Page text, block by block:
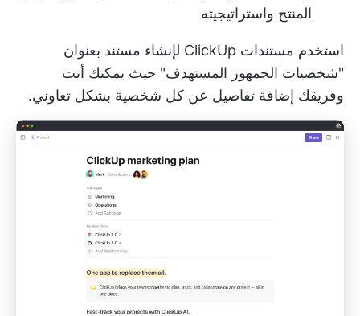
المنتج واستراتيجيته
استخدم مستندات ClickUp
لإنشاء مستند بعنوان
"شخصيات الجمهور المستهدف" حيث يمكنك أنت
وفريقك إضافة تفاصيل عن كل شخصية بشكل تعاوني.